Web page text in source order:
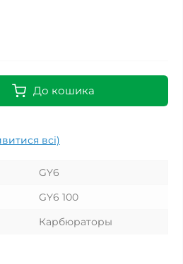
До кошика
всі)
GY6
GY6 100
Карбюраторы